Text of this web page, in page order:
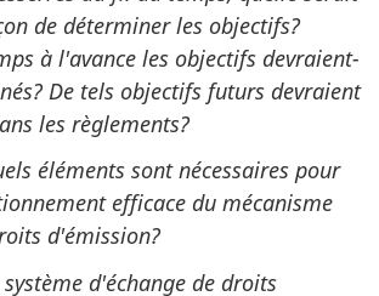
de déterminer les objectifs?
à l'avance les objectifs devraient-
De tels objectifs futurs devraient
les règlements?
éléments sont nécessaires pour
efficace du mécanisme
d'émission?
système d'échange de droits